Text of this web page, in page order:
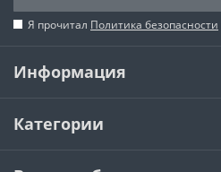
Я прочитал Политика безопасности
Информация
Категории